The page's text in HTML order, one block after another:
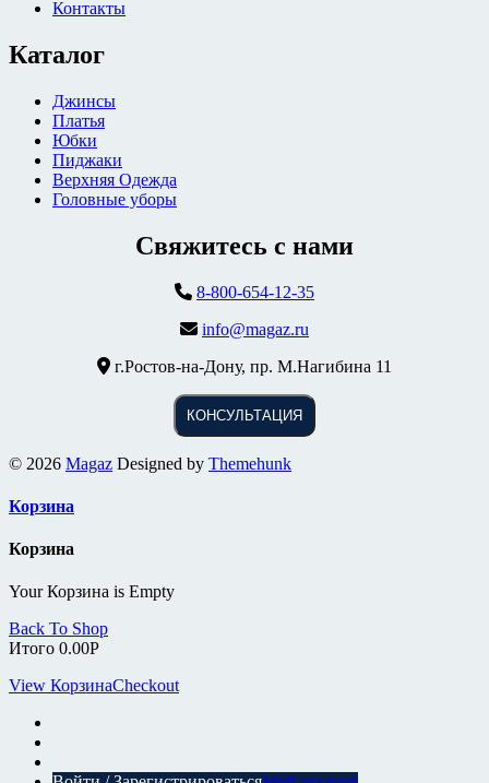
Контакты
Каталог
Джинсы
Платья
Юбки
Пиджаки
Верхняя Одежда
Головные уборы
Свяжитесь с нами
8-800-654-12-35
info@magaz.ru
г.Ростов-на-Дону, пр. М.Нагибина 11
КОНСУЛЬТАЦИЯ
© 2026 Magaz Designed by Themehunk
Корзина
Корзина
Your Корзина is Empty
Back To Shop
Итого 0.00Р
View КорзинаCheckout